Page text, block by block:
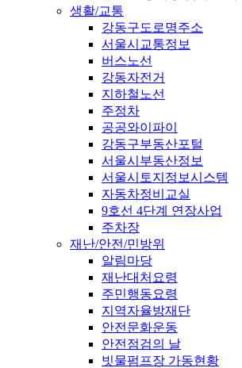
생활/교통
강동구도로명주소
서울시교통정보
버스노선
강동자전거
지하철노선
주정차
공공와이파이
강동구부동산포털
서울시부동산정보
서울시토지정보시스템
자동차정비교실
9호선 4단계 연장사업
주차장
재난/안전/민방위
알림마당
재난대처요령
주민행동요령
지역자율방재단
안전문화운동
안전점검의 날
빗물펌프장 가동현황